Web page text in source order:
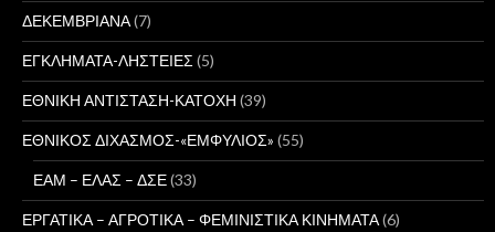
ΔΕΚΕΜΒΡΙΑΝΑ(7)
ΕΓΚΛΗΜΑΤΑ-ΛΗΣΤΕΙΕΣ (5)
ΕΘΝΙΚΗ ΑΝΤΙΣΤΑΣΗ-ΚΑΤΟΧΗ (39)
ΕΘΝΙΚΟΣ ΔΙΧΑΣΜΟΣ-«ΕΜΦΥΛΙΟΣ» (55)
ΕΑΜ – ΕΛΑΣ – ΔΣΕ(33)
ΕΡΓΑΤΙΚΑ – ΑΓΡΟΤΙΚΑ – ΦΕΜΙΝΙΣΤΙΚΑ ΚΙΝΗΜΑΤΑ(6)